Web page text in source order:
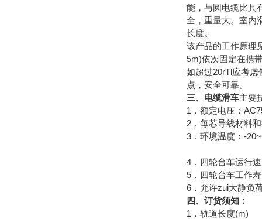
能，与圆电缆比具
全，重量大。室内
长度。
该产品的工作原理
5m)依次固定在携
如超过20rTl应考
点，安全可靠。
三、电缆滑车主要
1．额定电压：
2．每芯导线材料
3．环境温度：-
4．四轮台车运行
5．四轮台车工作
6．允许zui大静负
四、订货须知：
1．轨道长度(m)